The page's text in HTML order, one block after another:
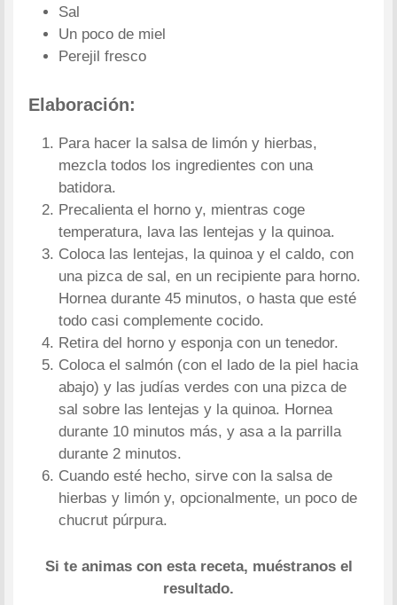
Sal
Un poco de miel
Perejil fresco
Elaboración:
Para hacer la salsa de limón y hierbas,
mezcla todos los ingredientes con una
batidora.
Precalienta el horno y, mientras coge
temperatura, lava las lentejas y la quinoa.
Coloca las lentejas, la quinoa y el caldo, con
una pizca de sal, en un recipiente para horno.
Hornea durante 45 minutos, o hasta que esté
todo casi complemente cocido.
Retira del horno y esponja con un tenedor.
Coloca el salmón (con el lado de la piel hacia
abajo) y las judías verdes con una pizca de
sal sobre las lentejas y la quinoa. Hornea
durante 10 minutos más, y asa a la parrilla
durante 2 minutos.
Cuando esté hecho, sirve con la salsa de
hierbas y limón y, opcionalmente, un poco de
chucrut púrpura.
Si te animas con esta receta, muéstranos el
resultado.